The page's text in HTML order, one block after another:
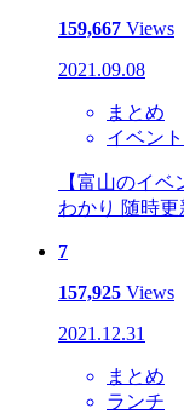
159,667 Views
2021.09.08
まとめ
イベント
【富山のイ
わかり 随時更
7
157,925 Views
2021.12.31
まとめ
ランチ